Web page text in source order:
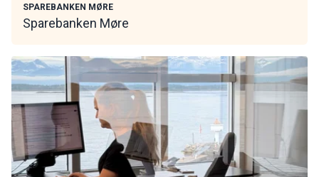
SPAREBANKEN MØRE
Sparebanken Møre